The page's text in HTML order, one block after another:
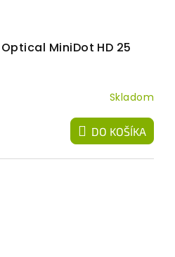
MiniDot HD 25
Skladom
DO KOŠÍKA